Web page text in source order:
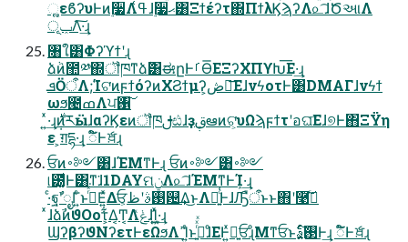
ૣ͍εϐʔυͰͷ࣮૷Λߟ͑ɺ࣮૷ޙ͸Ξϯέʔτ΍ΠϯλϏϡʔΛ௨͡ɺԾઆΛ
ݕূΛ͠·͢ɻ
৘ใ͸Φʔϓϯʹɻ
ձٞͷ಺༰΍ॏཁͳձٞ͸ಈըͰࡱӨ͞ΕΞʔΧΠϒԽ͞Ε·͢ɻ
ܦӦऀΛ;͘Ίଟ͘ͷϝϯόʔͷΧϨϯμʔ͕ڞ༗͞ΕɺνϟοτͰ͸DMΑΓɺνϟϯ
ωϧ౤ߘΛਪ঑͠
͍ͯ·͢ɻ݄࣍ͷརӹɺαʔϏεͷॏཁࢦඪɺҙࢥܾఆͷଟ͕͘υΩϡϝϯτʹอଘ͞Εɺ୭Ͱ΋ΞΫη
ε ͕ग़དྷ·͢ɻ ಁ໌Ͱެਖ਼ɻ
ਓͷ࠾༻͸ɺΈΜͳͰɻ ਓͷ࠾༻͸࠾༻
୲౰͚ͩͰ͸ͳ͘ɺ1DAYମݧΛ௨͡ɺΈΜͳͰܾΊ·͢ɻ
·ͨฐࣾʹೖΓ͍ͨͱࢥͬͯ͘Ε͍ͯΔਓ͕࢓ࣄʹظ଴͢Δ͜ͱΛฉ͍ͨ͏͑ͰɺԠืऀͱͱ΋ʹ࿩͠߹ͬ
ͯɺձࣾͷϑΟοτ͕͋Δ͔Ͳ͏͔ΛݟͯɺܾΊ͍͖ͯ·͢ɻ
ϢʔβʔϑΝʔετͰεΩϧΛߴΊ͍ͨͱࢥ͍ͬͯͯɺͦΕͰ͍ͯྑ͍ਓɻͦΜͳਓͱ࢓ࣄ͕͍ͨ͠Ͱ͢ɻ ಁ໌Ͱެਖ਼ɻ